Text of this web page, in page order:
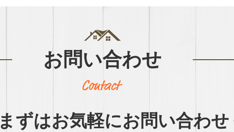
お問い合わせ
まずはお気軽にお問い合わ